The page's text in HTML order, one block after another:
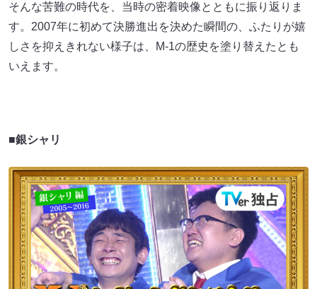
そんな苦難の時代を、当時の密着映像とともに振り返りま
す。2007年に初めて決勝進出を決めた瞬間の、ふたりが嬉
しさを抑えきれない様子は、M-1の歴史を塗り替えたとも
いえます。
■銀シャリ